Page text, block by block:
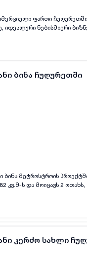
ჩუღურეთში, 37000 $, 2552 მ² ✨ 2552 კვ.მ
ბიზნეს საქმიანობისთვის. • 📐
18-66, ჩუღურეთში. 🔑 ფასი: 37000
ბინა ჩუღურეთში
ბინა მეტროსტროის
კვ.მ-ს და მოიცავს 2
დასვენებისა და
ბინა გამოირჩევა
კერძო სახლი